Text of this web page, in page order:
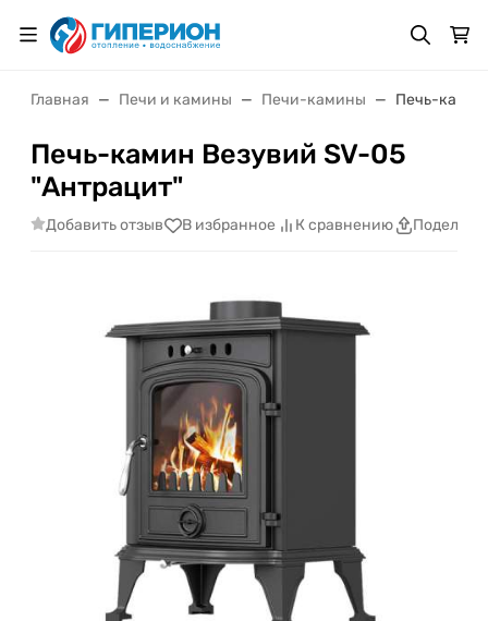
Главная Печи и камины Печи-камины Печь-камин
Печь-камин Везувий SV-05
"Антрацит"
Добавить отзыв В избранное К сравнению